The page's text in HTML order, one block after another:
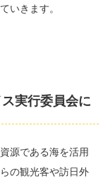
いきます。
実行委員会に
源である海を活用
の観光客や訪日外